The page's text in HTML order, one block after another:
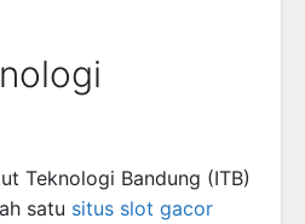
Teknologi Bandung (ITB)
satu situs slot gacor